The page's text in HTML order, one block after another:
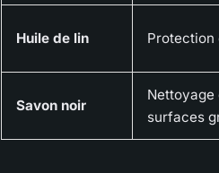
Huile de lin Protection
Savon noir
Nettoyage
surfaces